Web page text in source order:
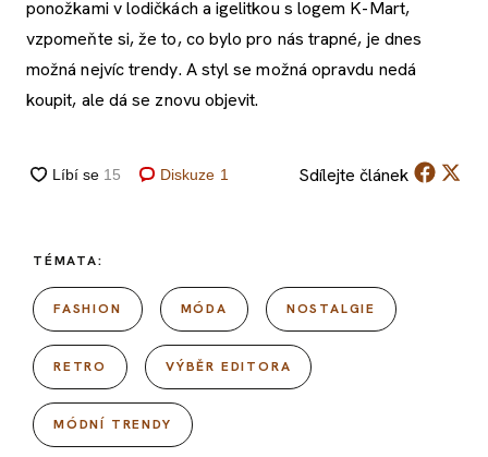
ponožkami v lodičkách a igelitkou s logem K-Mart,
vzpomeňte si, že to, co bylo pro nás trapné, je dnes
možná nejvíc trendy. A styl se možná opravdu nedá
koupit, ale dá se znovu objevit.
Diskuze 1 Sdílejte článek
TÉMATA:
FASHION MÓDA NOSTALGIE
RETRO VÝBĚR EDITORA
MÓDNÍ TRENDY